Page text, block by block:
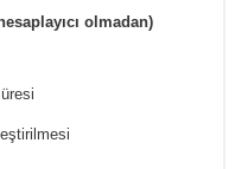
olmadan)